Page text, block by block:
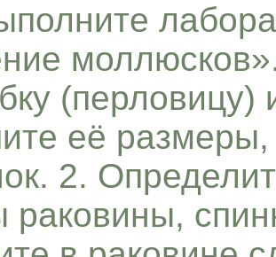
(перловицу)
её
2.
раковины,